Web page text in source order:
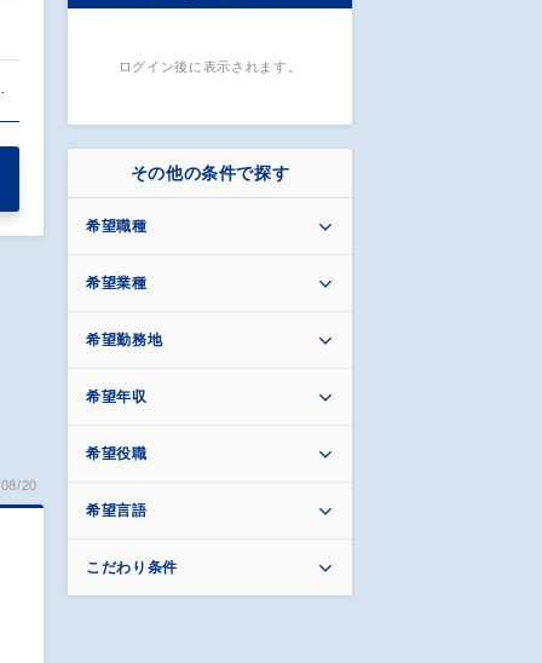
20
ログイン後に表示されます。
その他の条件で探す
希望職種
希望業種
希望勤務地
希望年収
希望役職
希望言語
こだわり条件